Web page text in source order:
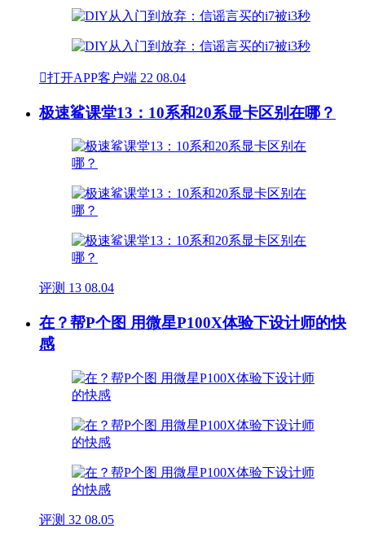
打开APP客户端 22 08.04
极速鲨课堂13：10系和20系显卡区别在哪？
评测 13 08.04
在？帮P个图 用微星P100X体验下设计师的快
感
评测 32 08.05